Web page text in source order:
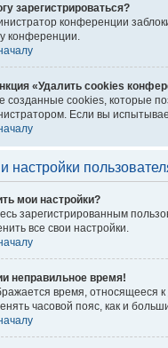
зарегистрироваться?
конференции
конференции.
«Удалить cookies
созданные cookies, которые
Если вы
настройки
мои настройки?
зарегистрированным
все свои настройки.
неправильное время!
время, относящееся к
часовой пояс, как и